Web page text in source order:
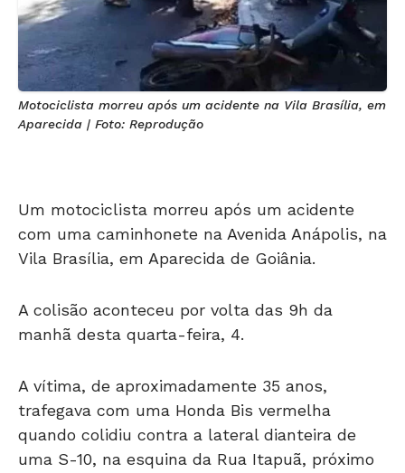
Motociclista morreu após um acidente na Vila Brasília, em
Aparecida | Foto: Reprodução
Um motociclista morreu após um acidente
com uma caminhonete na Avenida Anápolis, na
Vila Brasília, em Aparecida de Goiânia.
A colisão aconteceu por volta das 9h da
manhã desta quarta-feira, 4.
A vítima, de aproximadamente 35 anos,
trafegava com uma Honda Bis vermelha
quando colidiu contra a lateral dianteira de
uma S-10, na esquina da Rua Itapuã, próximo